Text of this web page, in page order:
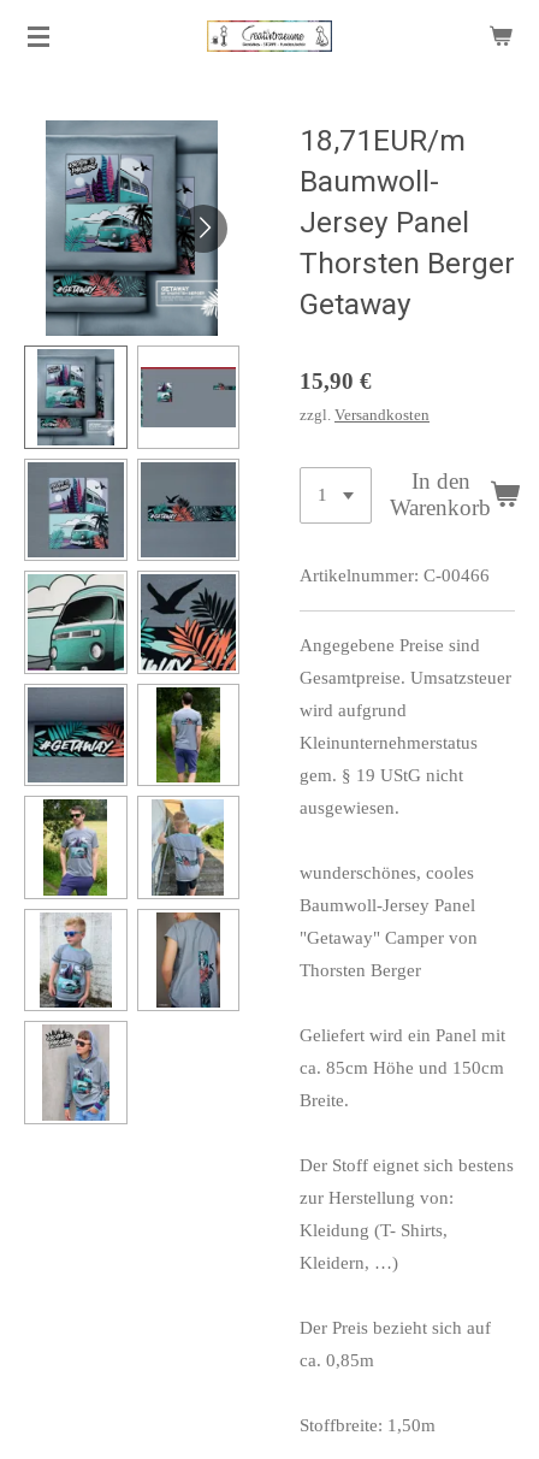
Zum
18,71EUR/m
Baumwoll-
Jersey Panel
Thorsten Berger
Getaway
15,90 €
zzgl. Versandkosten
In den
Warenkorb
Artikelnummer: C-00466
Angegebene Preise sind
Gesamtpreise. Umsatzsteuer
wird aufgrund
Kleinunternehmerstatus
gem. § 19 UStG nicht
ausgewiesen.
wunderschönes, cooles
Baumwoll-Jersey Panel
"Getaway" Camper von
Thorsten Berger
Geliefert wird ein Panel mit
ca. 85cm Höhe und 150cm
Breite.
Der Stoff eignet sich bestens
zur Herstellung von:
Kleidung (T- Shirts,
Kleidern, …)
Der Preis bezieht sich auf
ca. 0,85m
Stoffbreite: 1,50m